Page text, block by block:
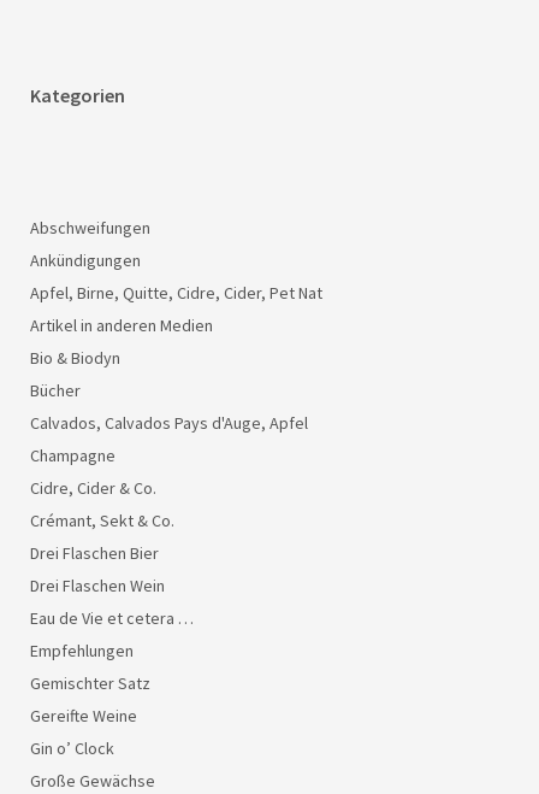
Kategorien
Abschweifungen
Ankündigungen
Apfel, Birne, Quitte, Cidre, Cider, Pet Nat
Artikel in anderen Medien
Bio & Biodyn
Bücher
Calvados, Calvados Pays d'Auge, Apfel
Champagne
Cidre, Cider & Co.
Crémant, Sekt & Co.
Drei Flaschen Bier
Drei Flaschen Wein
Eau de Vie et cetera …
Empfehlungen
Gemischter Satz
Gereifte Weine
Gin o’ Clock
Große Gewächse